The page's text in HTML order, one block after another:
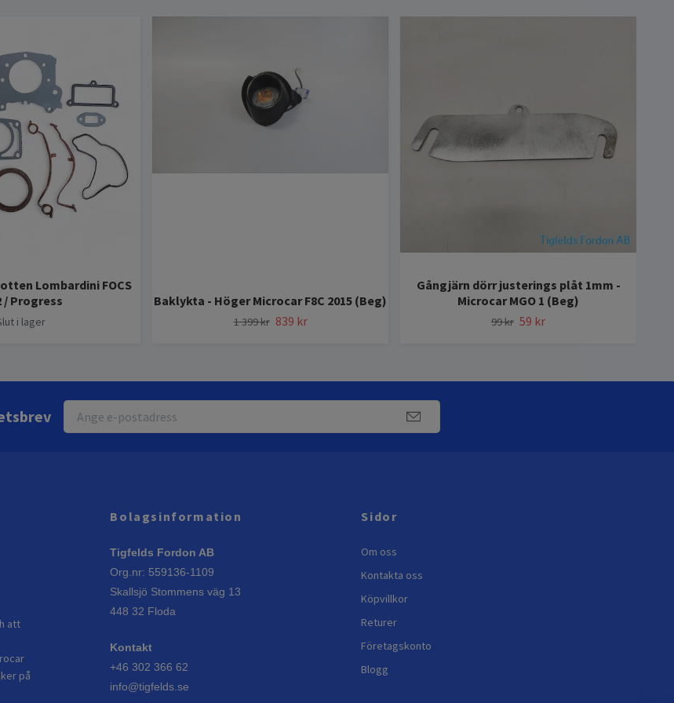
Lombardini FOCS
/ Progress
i lager
Baklykta - Höger Microcar F8C 2015 (Beg)
1 399 kr 839 kr
Gångjärn dörr justerings plåt 1mm -
Microcar MGO 1 (Beg)
99 kr 59 kr
att
på
Bolagsinformation
Tigfelds Fordon AB
Org.nr: 559136-1109
Skallsjö Stommens väg 13
448 32 Floda
Kontakt
+46 302 366 62
info@tigfelds.se
Sidor
Om oss
Kontakta oss
Köpvillkor
Returer
Företagskonto
Blogg